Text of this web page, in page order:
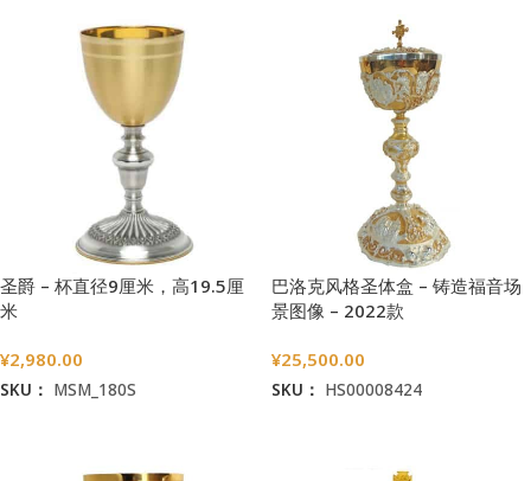
圣爵 – 杯直径9厘米，高19.5厘
米
¥2,980.00
SKU： MSM_180S
巴洛克风格圣体盒 – 铸造福音场
景图像 – 2022款
¥25,500.00
SKU： HS00008424